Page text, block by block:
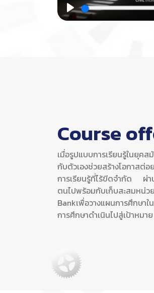
Play
Course
เมื่อรูปแบบการเรียนรู้ในยุคส
กับตัวเองช่วยสร้างโอกาสต่
การเรียนรู้ที่ไร้ขีดจำกัด ผ่า
ตนไปพร้อมกับเก็บสะสมห
Bankเพื่อวางแผนการศึกษา
การศึกษาดำเนินไปสู่เป้าหมา